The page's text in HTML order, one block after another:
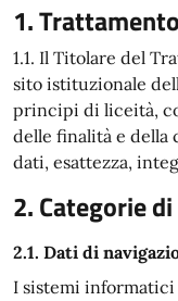
1. Trattamento
1.1. Il Titolare del
sito istituzionale
principi di liceità,
delle finalità e della
dati, esattezza,
2. Categorie
2.1. Dati di
I sistemi